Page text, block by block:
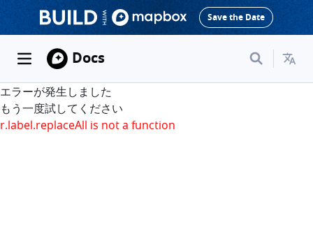
Save the Date
Docs
エラーが発生しました
もう一度試してください
r.label.replaceAll is not a function